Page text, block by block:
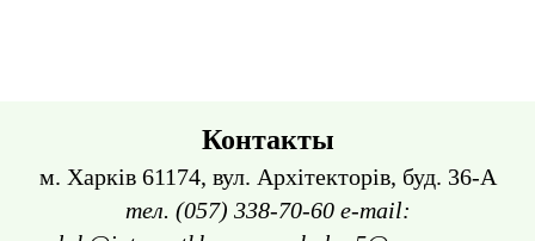
Контакты
м. Харків 61174, вул. Архітекторів, буд. 36-А
тел. (057) 338-70-60 e-mail: